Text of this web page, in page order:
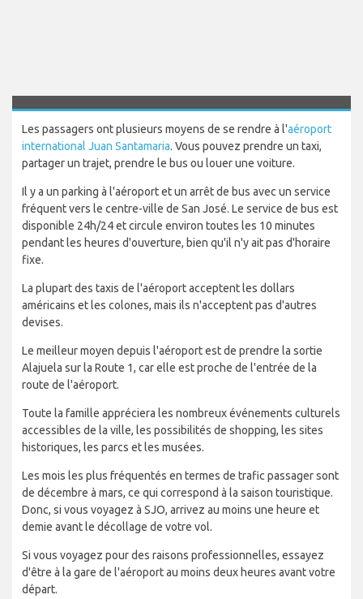
Les passagers ont plusieurs moyens de se rendre à l'aéroport
international Juan Santamaria. Vous pouvez prendre un taxi,
partager un trajet, prendre le bus ou louer une voiture.
Il y a un parking à l'aéroport et un arrêt de bus avec un service
fréquent vers le centre-ville de San José. Le service de bus est
disponible 24h/24 et circule environ toutes les 10 minutes
pendant les heures d'ouverture, bien qu'il n'y ait pas d'horaire
fixe.
La plupart des taxis de l'aéroport acceptent les dollars
américains et les colones, mais ils n'acceptent pas d'autres
devises.
Le meilleur moyen depuis l'aéroport est de prendre la sortie
Alajuela sur la Route 1, car elle est proche de l'entrée de la
route de l'aéroport.
Toute la famille appréciera les nombreux événements culturels
accessibles de la ville, les possibilités de shopping, les sites
historiques, les parcs et les musées.
Les mois les plus fréquentés en termes de trafic passager sont
de décembre à mars, ce qui correspond à la saison touristique.
Donc, si vous voyagez à SJO, arrivez au moins une heure et
demie avant le décollage de votre vol.
Si vous voyagez pour des raisons professionnelles, essayez
d'être à la gare de l'aéroport au moins deux heures avant votre
départ.